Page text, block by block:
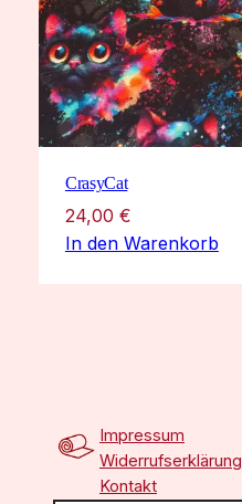
CrasyCat
24,00 €
In den Warenkorb
Impressum
Widerrufserklärung
Kontakt